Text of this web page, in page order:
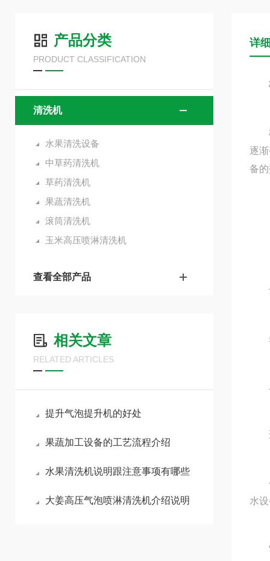
产品分类
PRODUCT CLASSIFICATION
清洗机
水果清洗设备
中草药清洗机
草药清洗机
果蔬清洗机
滚筒清洗机
玉米高压喷淋清洗机
查看全部产品
相关文章
RELATED ARTICLES
提升气泡提升机的好处
果蔬加工设备的工艺流程介绍
水果清洗机说明跟注意事项有哪些
大姜高压气泡喷淋清洗机介绍说明
详
梅
逐
备
分
杂
适
公
水
“